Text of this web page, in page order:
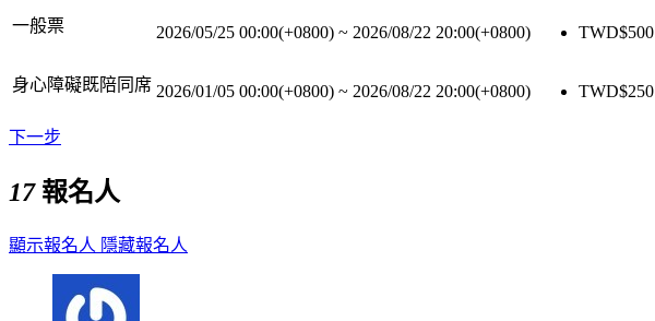
一般票
2026/05/25 00:00(+0800) ~ 2026/08/22 20:00(+0800) TWD$500
身心障礙既陪同席 2026/01/05 00:00(+0800) ~ 2026/08/22 20:00(+0800) TWD$250
下一步
17報名人
顯示報名人 隱藏報名人